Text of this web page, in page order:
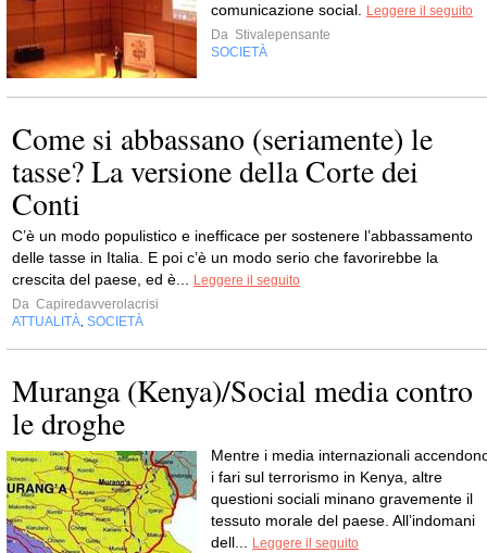
comunicazione social.
Leggere il seguito
Da Stivalepensante
SOCIETÀ
Come si abbassano (seriamente) le
tasse? La versione della Corte dei
Conti
C’è un modo populistico e inefficace per sostenere l’abbassamento
delle tasse in Italia. E poi c’è un modo serio che favorirebbe la
crescita del paese, ed è...
Leggere il seguito
Da Capiredavverolacrisi
ATTUALITÀ SOCIETÀ
Muranga (Kenya)/Social media contro
le droghe
Mentre i media internazionali
i fari sul terrorismo in Kenya, altre
questioni sociali minano gravemente il
tessuto morale del paese. All’indomani
dell...
Leggere il seguito